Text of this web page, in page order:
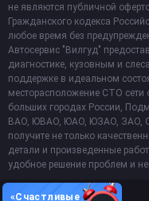
не являются публичной
Гражданского кодекса
любое время без
Автосервис "Вилгуд"
диагностике, кузовным и
поддержке в идеальном
месторасположение СТО сети
больших городах России,
ВАО, ЮВАО, ЮАО, ЮЗАО, ЗАО,
получите не только
детали и произведенные
удобное решение проблем и
«Счастливые